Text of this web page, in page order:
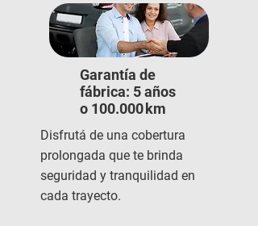
Garantía de
fábrica: 5 años
o 100.000 km
Disfrutá de una cobertura
prolongada que te brinda
seguridad y tranquilidad en
cada trayecto.